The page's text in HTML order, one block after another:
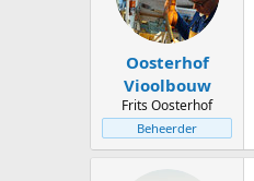
Oosterhof
Vioolbouw
Frits Oosterhof
Beheerder